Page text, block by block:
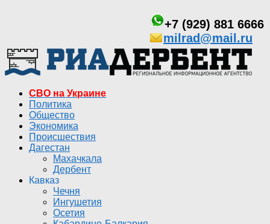
+7 (929) 881 6666
milrad@mail.ru
СВО на Украине
Политика
Общество
Экономика
Происшествия
Дагестан
Махачкала
Дербент
Кавказ
Чечня
Ингушетия
Осетия